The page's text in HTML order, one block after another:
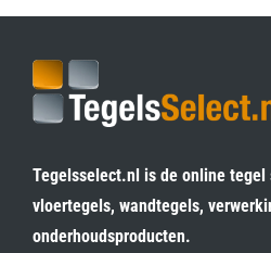
Tegelsselect.nl is de online tegel
vloertegels, wandtegels,
onderhoudsproducten.